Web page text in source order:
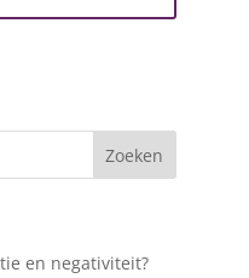
en negativiteit?